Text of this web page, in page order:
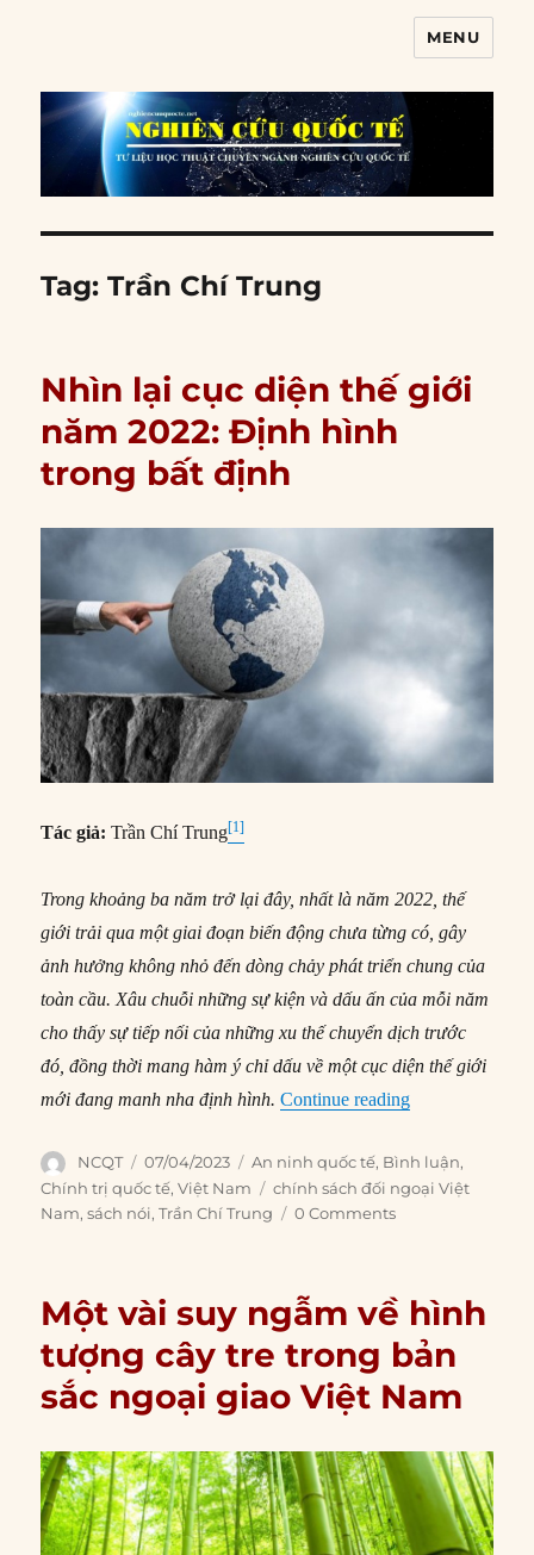
MENU
Tag:Trần Chí Trung
Nhìn lại cục diện thế giới
năm 2022: Định hình
trong bất định
Tác giả:Trần Chí Trung[1]
Trong khoảng ba năm trở lại đây, nhất là năm 2022, thế
giới trải qua một giai đoạn biến động chưa từng có, gây
ảnh hưởng không nhỏ đến dòng chảy phát triển chung của
toàn cầu. Xâu chuỗi những sự kiện và dấu ấn của mỗi năm
cho thấy sự tiếp nối của những xu thế chuyển dịch trước
đó, đồng thời mang hàm ý chỉ dấu về một cục diện thế giới
mới đang manh nha định hình. Continue reading“Nhìn lại cục
Author
NCQT
Posted
on
07/04/2023 Categories
An ninh quốc tế, Bình luận,
Chính trị quốc tế,Việt Nam Tags
chính sách đối ngoại Việt
Nam,sách nói,Trần Chí Trung 0 Comments
Một vài suy ngẫm về hình
tượng cây tre trong bản
sắc ngoại giao Việt Nam